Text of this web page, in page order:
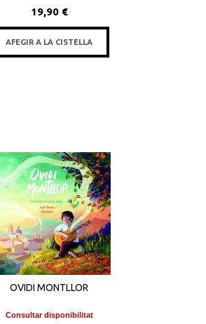
19,90 €
AFEGIR A LA CISTELLA
OVIDI MONTLLOR
Consultar disponibilitat